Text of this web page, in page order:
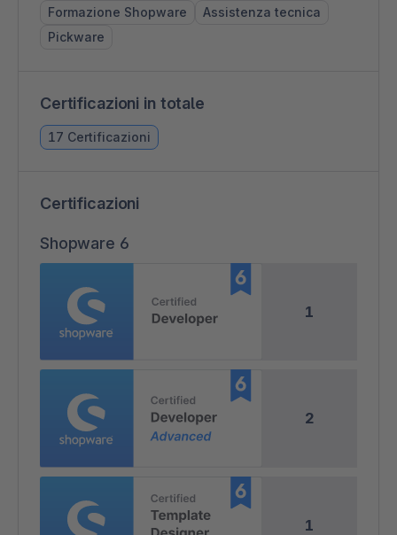
Formazione Shopware
Assistenza tecnica
Pickware
Certificazioni in totale
17 Certificazioni
Certificazioni
Shopware 6
1
2
1